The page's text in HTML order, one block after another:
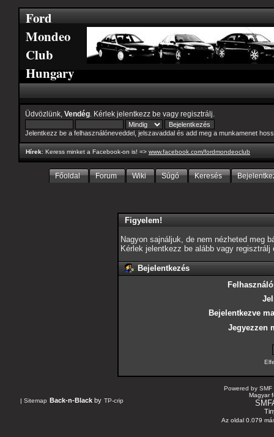
Ford
Mondeo
Club
Hungary
Üdvözlünk, Vendég . Kérlek jelentkezz be vagy regisztrálj
Jelentkezz be a felhasználóneveddel, jelszavaddal és add meg a munkamenet
Hírek: Keress minket a Facebook-on is! => www.facebook.com/fordmondeoclub
Főoldal Forum Wiki Súgó Keresés
Figyelem!
Nagyon sajnáljuk, de nem nézheted meg
Kérlek jelentkezz be alább vagy regisztrálj
Bejelentkezés
Bejelentkezve
Jegyezzen
| Sitemap Back-n-Black by TP-crip
Powered by SMF
Magyar
Az oldal 0.079